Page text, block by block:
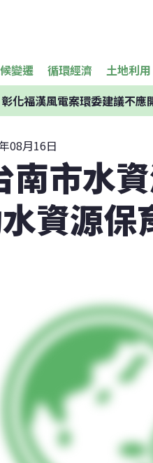
變遷 循環經濟 土地利用
化福漢風電案環委建議不應
08月16日
南市水
資源保